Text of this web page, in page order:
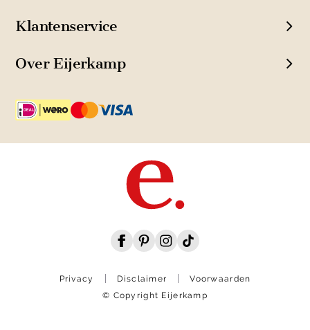
Klantenservice
Over Eijerkamp
Privacy Disclaimer
Voorwaarden
© Copyright Eijerkamp